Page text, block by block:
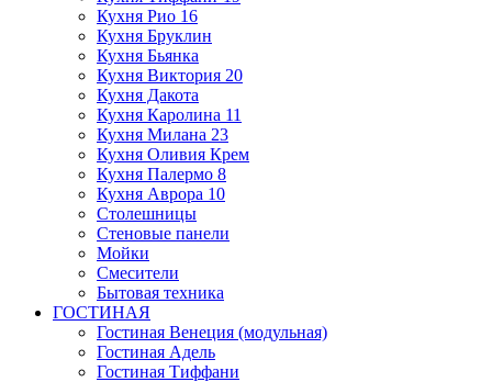
Кухня Рио 16
Кухня Бруклин
Кухня Бьянка
Кухня Виктория 20
Кухня Дакота
Кухня Каролина 11
Кухня Милана 23
Кухня Оливия Крем
Кухня Палермо 8
Кухня Аврора 10
Столешницы
Стеновые панели
Мойки
Смесители
Бытовая техника
ГОСТИНАЯ
Гостиная Венеция (модульная)
Гостиная Адель
Гостиная Тиффани